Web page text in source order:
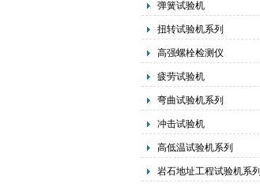
弹簧试验机
扭转试验机系列
高强螺栓检测仪
疲劳试验机
弯曲试验机系列
冲击试验机
高低温试验机系列
岩石地址工程试验机系列